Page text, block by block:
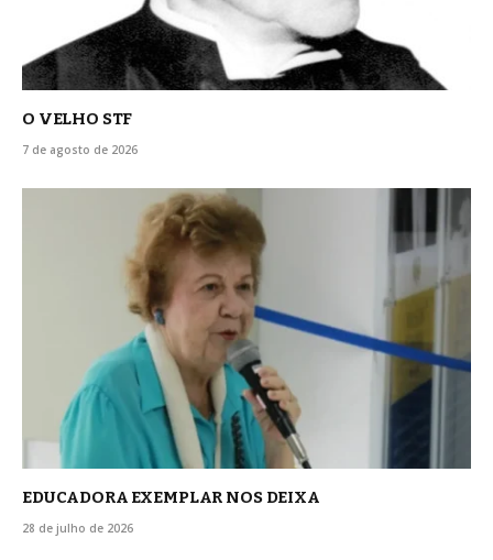
O VELHO STF
7 de agosto de 2026
EDUCADORA EXEMPLAR NOS DEIXA
28 de julho de 2026